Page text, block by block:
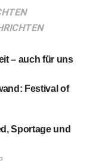
– auch für uns
Festival of
Sportage und